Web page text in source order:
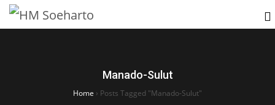
Manado-Sulut
Home › Posts Tagged "Manado-Sulut"